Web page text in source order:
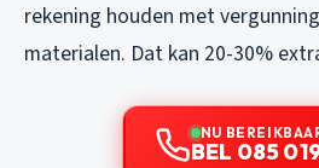
rekening houden met
materialen. Dat kan 20-30%
NU
BEL 085